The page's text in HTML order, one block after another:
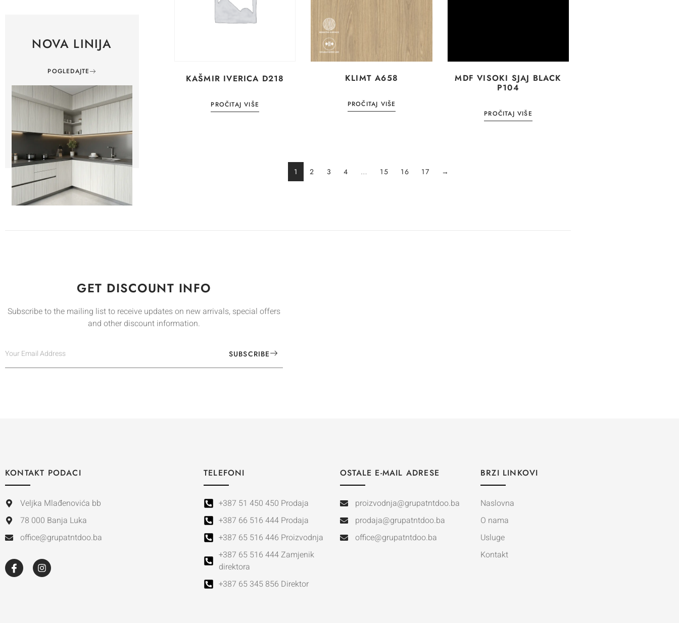
NOVA LINIJA
POGLEDAJTE
KAŠMIR IVERICA D218
PROČITAJ VIŠE
KLIMT A658
PROČITAJ VIŠE
MDF VISOKI SJAJ BLACK
P104
PROČITAJ VIŠE
1 2 3 4 … 15 16 17 →
GET DISCOUNT INFO
Subscribe to the mailing list to receive updates on new arrivals, special offers
and other discount information.
SUBSCRIBE
KONTAKT PODACI
Veljka Mlađenovića bb
78 000 Banja Luka
office@grupatntdoo.ba
TELEFONI
+387 51 450 450 Prodaja
+387 66 516 444 Prodaja
+387 65 516 446 Proizvodnja
+387 65 516 444 Zamjenik
direktora
+387 65 345 856 Direktor
OSTALE E-MAIL ADRESE
proizvodnja@grupatntdoo.ba
prodaja@grupatntdoo.ba
office@grupatntdoo.ba
BRZI LINKOVI
Naslovna
O nama
Usluge
Kontakt